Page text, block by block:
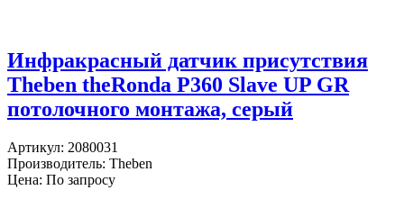
Инфракрасный датчик присутствия
Theben theRonda P360 Slave UP GR
потолочного монтажа, серый
Артикул: 2080031
Производитель: Theben
Цена: По запросу